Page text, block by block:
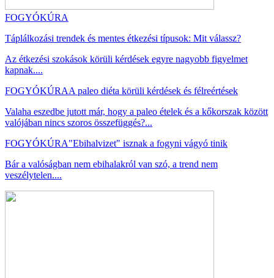
FOGYÓKÚRA
Táplálkozási trendek és mentes étkezési típusok: Mit válassz?
Az étkezési szokások körüli kérdések egyre nagyobb figyelmet
kapnak....
FOGYÓKÚRAA paleo diéta körüli kérdések és félreértések
Valaha eszedbe jutott már, hogy a paleo ételek és a kőkorszak között
valójában nincs szoros összefüggés?...
FOGYÓKÚRA"Ebihalvizet" isznak a fogyni vágyó tinik
Bár a valóságban nem ebihalakról van szó, a trend nem
veszélytelen....